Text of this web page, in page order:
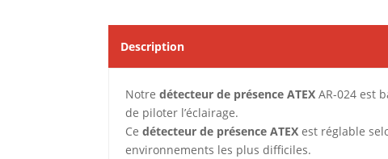
Description
Notredétecteur de présence ATEX AR-024 est
de piloter l’éclairage.
Cedétecteur de présence ATEXest réglable
environnements les plus difficiles.